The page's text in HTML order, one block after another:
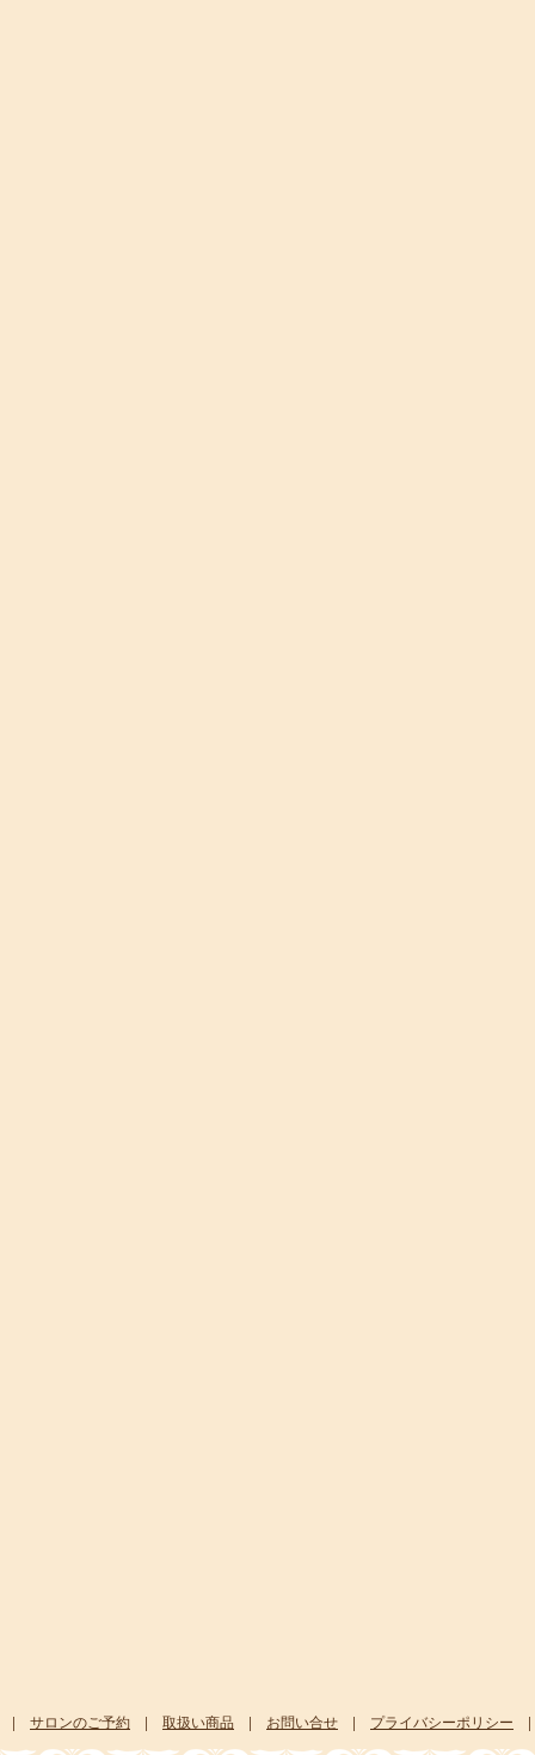
| サロンのご予約 | 取扱い商品 | お問い合せ | プライバシーポリシー